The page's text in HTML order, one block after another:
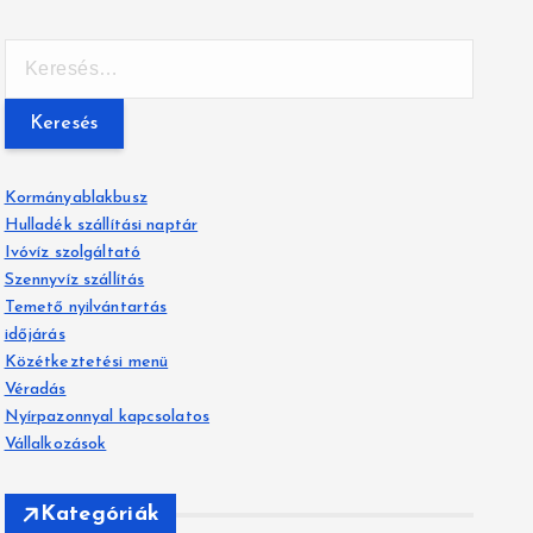
é
s
:
Kormányablakbusz
Hulladék szállítási naptár
Ivóvíz szolgáltató
Szennyvíz szállítás
Temető nyilvántartás
időjárás
Közétkeztetési menü
Véradás
Nyírpazonnyal kapcsolatos
Vállalkozások
Kategóriák